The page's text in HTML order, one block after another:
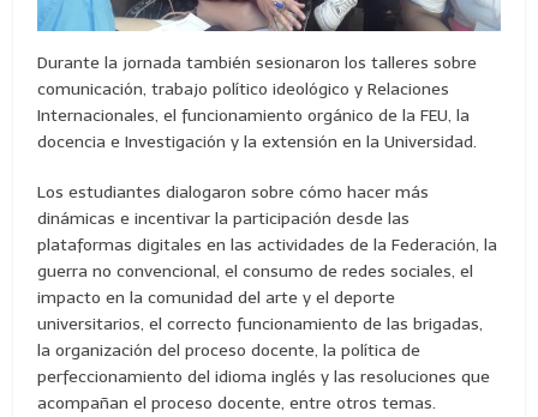
Durante la jornada también sesionaron los talleres sobre
comunicación, trabajo político ideológico y Relaciones
Internacionales, el funcionamiento orgánico de la FEU, la
docencia e Investigación y la extensión en la Universidad.
Los estudiantes dialogaron sobre cómo hacer más
dinámicas e incentivar la participación desde las
plataformas digitales en las actividades de la Federación, la
guerra no convencional, el consumo de redes sociales, el
impacto en la comunidad del arte y el deporte
universitarios, el correcto funcionamiento de las brigadas,
la organización del proceso docente, la política de
perfeccionamiento del idioma inglés y las resoluciones que
acompañan el proceso docente, entre otros temas.